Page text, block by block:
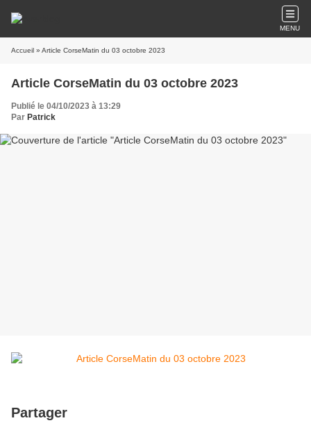
MENU
Accueil » Article CorseMatin du 03 octobre 2023
Article CorseMatin du 03 octobre 2023
Publié le 04/10/2023 à 13:29
Par Patrick
Partager